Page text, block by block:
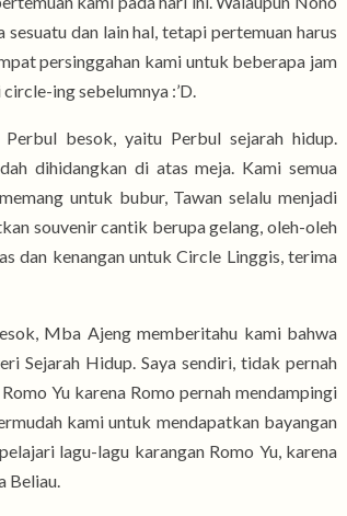
dan lain hal, tetapi pertemuan harus
persinggahan kami untuk beberapa jam
ing sebelumnya :’D.
besok, yaitu Perbul sejarah hidup.
dihidangkan di atas meja. Kami semua
untuk bubur, Tawan selalu menjadi
souvenir cantik berupa gelang, oleh-oleh
dan kenangan untuk Circle Linggis, terima
Mba Ajeng memberitahu kami bahwa
Sejarah Hidup. Saya sendiri, tidak pernah
Yu karena Romo pernah mendampingi
kami untuk mendapatkan bayangan
lagu-lagu karangan Romo Yu, karena
Beliau.